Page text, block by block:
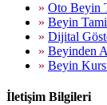
» Oto Beyin
» Beyin
» Dijital
» Beyinden
» Beyin
İletişim Bilgileri